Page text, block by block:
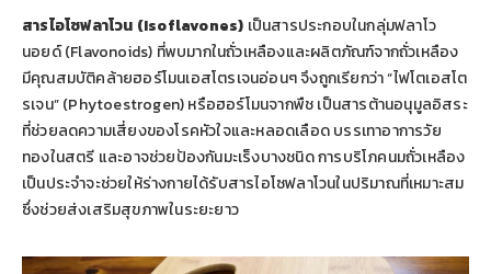
สารไอโซฟลาโวน (Isoflavones) เป็นสารประกอบในกลุ่มฟลาโว
นอยด์ (Flavonoids) ที่พบมากในถั่วเหลืองและผลิตภัณฑ์จากถั่วเหลือง
มีคุณสมบัติคล้ายฮอร์โมนเอสโตรเจนอ่อนๆ จึงถูกเรียกว่า “ไฟโตเอสโต
รเจน” (Phytoestrogen) หรือฮอร์โมนจากพืช เป็นสารต้านอนุมูลอิสระ
ที่ช่วยลดความเสี่ยงของโรคหัวใจและหลอดเลือด บรรเทาอาการวัย
ทองในสตรี และอาจช่วยป้องกันมะเร็งบางชนิด การบริโภคนมถั่วเหลือง
เป็นประจำจะช่วยให้ร่างกายได้รับสารไอโซฟลาโวนในปริมาณที่เหมาะสม
ซึ่งช่วยส่งเสริมสุขภาพในระยะยาว